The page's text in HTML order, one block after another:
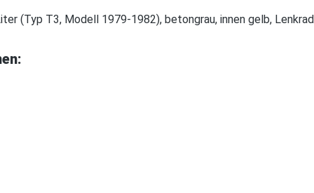
(Typ T3, Modell 1979-1982), betongrau, innen gelb,